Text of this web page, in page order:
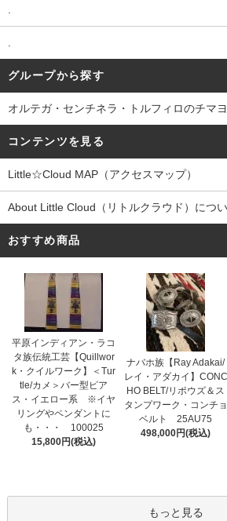
グループから探す
オルテガ・センチネラ・トルフィロのチマ
コンテンツを見る
Little☆Cloud MAP（アクセスマップ）
About Little Cloud（リトルクラウド）につ
おすすめ商品
平原インディアン・ラコ
タ族伝統工芸【Quillwor
k・クイルワーク】＜Tur
tle/カメ＞バー型ピア
ス・イエロー系 ※イヤ
リングやペンダントに
も・・・ 100025
15,800円(税込)
ナバホ族【Ray Adakai/
レイ・アダカイ】CONC
HO BELT/リポウズ＆ス
タンプワーク・コンチョ
ベルト 25AU75
498,000円(税込)
もっと見る